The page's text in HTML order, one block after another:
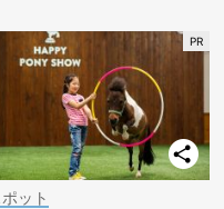
ポット